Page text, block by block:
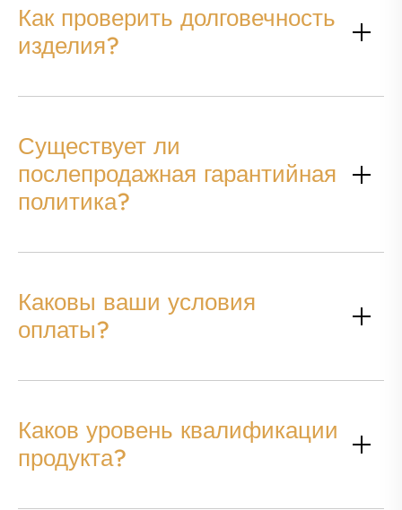
Как проверить долговечность
изделия?
Существует ли
послепродажная гарантийная
политика?
Каковы ваши условия
оплаты?
Каков уровень квалификации
продукта?